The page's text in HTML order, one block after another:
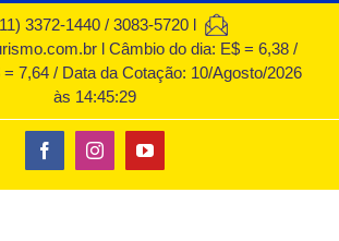
3372-1440 / 3083-5720 l
l Câmbio do dia: E$ = 6,38 /
7,64 / Data da Cotação: 10/Agosto/2026
às 14:45:29
FacebookInstagramYouTube